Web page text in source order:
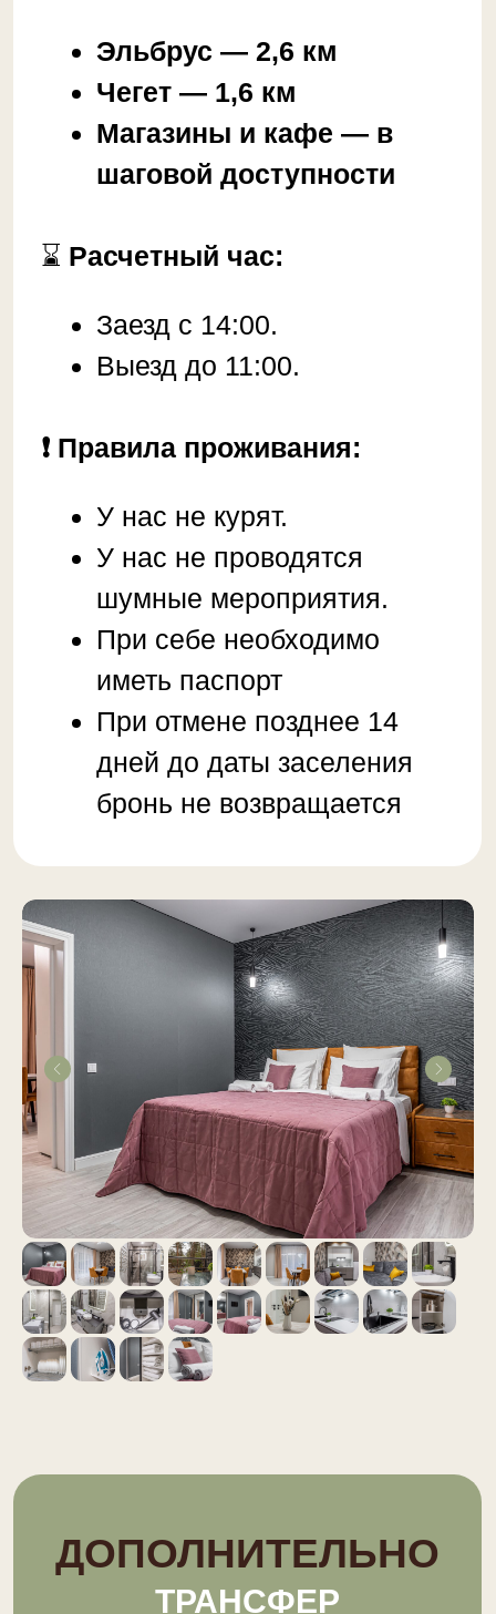
При себе необходимо
иметь паспорт
При отмене позднее 14
дней до даты заселения
бронь не возвращается
ДОПОЛНИТЕЛЬНО
ИНСТРУКТОР
Поможем с выбором горнолыжного
инструктора или горного гида
ОТВЕТЫ
Найдем ответы на все ваши вопросы,
связанные с нашим регионом.
ВИДЕООБЗОР
ГЕОГРАФИЯ
ОБЪЕКТА